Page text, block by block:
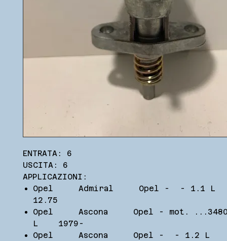
ENTRATA: 6
USCITA: 6
APPLICAZIONI:
Opel Admiral Opel - - 1.1 L
12.75
Opel Ascona Opel - mot.
L 1979-
Opel Ascona Opel - - 1.2 L